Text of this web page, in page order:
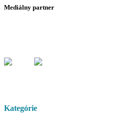
Mediálny partner
Kategórie